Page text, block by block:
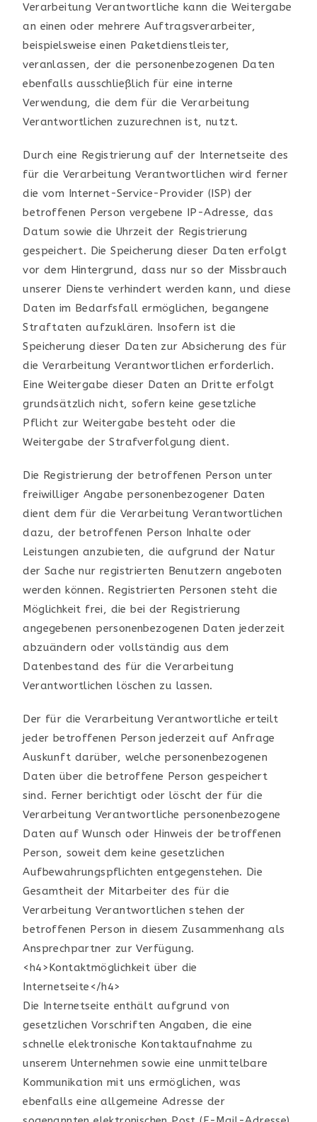
Verarbeitung Verantwortliche kann die Weitergabe
an einen oder mehrere Auftragsverarbeiter,
beispielsweise einen Paketdienstleister,
veranlassen, der die personenbezogenen Daten
ebenfalls ausschließlich für eine interne
Verwendung, die dem für die Verarbeitung
Verantwortlichen zuzurechnen ist, nutzt.
Durch eine Registrierung auf der Internetseite des
für die Verarbeitung Verantwortlichen wird ferner
die vom Internet-Service-Provider (ISP) der
betroffenen Person vergebene IP-Adresse, das
Datum sowie die Uhrzeit der Registrierung
gespeichert. Die Speicherung dieser Daten erfolgt
vor dem Hintergrund, dass nur so der Missbrauch
unserer Dienste verhindert werden kann, und diese
Daten im Bedarfsfall ermöglichen, begangene
Straftaten aufzuklären. Insofern ist die
Speicherung dieser Daten zur Absicherung des für
die Verarbeitung Verantwortlichen erforderlich.
Eine Weitergabe dieser Daten an Dritte erfolgt
grundsätzlich nicht, sofern keine gesetzliche
Pflicht zur Weitergabe besteht oder die
Weitergabe der Strafverfolgung dient.
Die Registrierung der betroffenen Person unter
freiwilliger Angabe personenbezogener Daten
dient dem für die Verarbeitung Verantwortlichen
dazu, der betroffenen Person Inhalte oder
Leistungen anzubieten, die aufgrund der Natur
der Sache nur registrierten Benutzern angeboten
werden können. Registrierten Personen steht die
Möglichkeit frei, die bei der Registrierung
angegebenen personenbezogenen Daten jederzeit
abzuändern oder vollständig aus dem
Datenbestand des für die Verarbeitung
Verantwortlichen löschen zu lassen.
Der für die Verarbeitung Verantwortliche erteilt
jeder betroffenen Person jederzeit auf Anfrage
Auskunft darüber, welche personenbezogenen
Daten über die betroffene Person gespeichert
sind. Ferner berichtigt oder löscht der für die
Verarbeitung Verantwortliche personenbezogene
Daten auf Wunsch oder Hinweis der betroffenen
Person, soweit dem keine gesetzlichen
Aufbewahrungspflichten entgegenstehen. Die
Gesamtheit der Mitarbeiter des für die
Verarbeitung Verantwortlichen stehen der
betroffenen Person in diesem Zusammenhang als
Ansprechpartner zur Verfügung.
<h4>Kontaktmöglichkeit über die
Internetseite</h4>
Die Internetseite enthält aufgrund von
gesetzlichen Vorschriften Angaben, die eine
schnelle elektronische Kontaktaufnahme zu
unserem Unternehmen sowie eine unmittelbare
Kommunikation mit uns ermöglichen, was
ebenfalls eine allgemeine Adresse der